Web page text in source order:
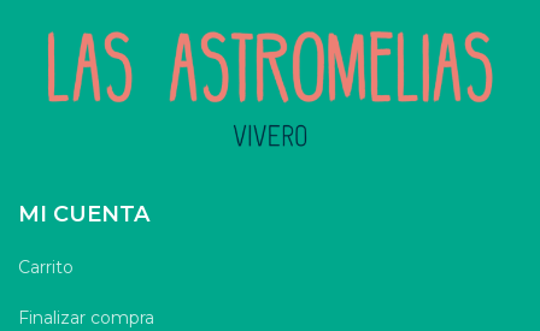
MI CUENTA
Carrito
Finalizar compra